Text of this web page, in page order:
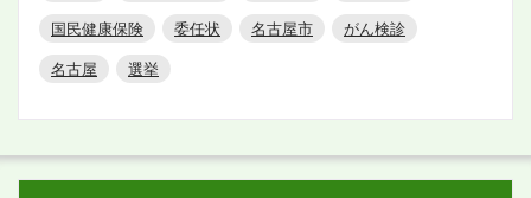
国民健康保険
委任状 名古屋市
がん検診
名古屋
選挙